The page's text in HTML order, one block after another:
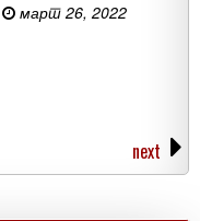
март 26, 2022
next